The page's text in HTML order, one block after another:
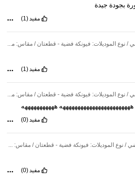
بجودة جيدة
مفيد (1)
مفيد(1)
ههههههههههههههههههههههههههههههههههههه
مفيد(0)
لون: فضي / نوع الموديلات: فيونكة فضية - قطعتان / مقاس: مقاس واحد
مفيد(0)